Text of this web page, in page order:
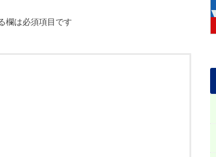
欄は必須項目です